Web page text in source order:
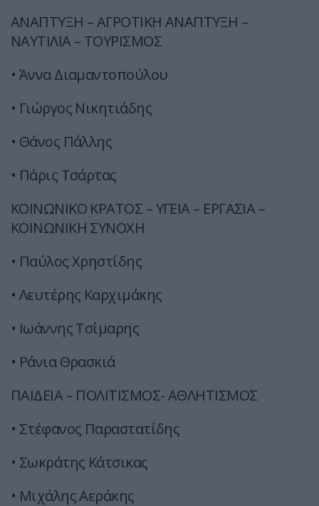
ΑΝΑΠΤΥΞΗ – ΑΓΡΟΤΙΚΗ ΑΝΑΠΤΥΞΗ –
ΝΑΥΤΙΛΙΑ – ΤΟΥΡΙΣΜΟΣ
• Άννα Διαμαντοπούλου
• Γιώργος Νικητιάδης
• Θάνος Πάλλης
• Πάρις Τσάρτας
ΚΟΙΝΩΝΙΚΟ ΚΡΑΤΟΣ – ΥΓΕΙΑ – ΕΡΓΑΣΙΑ –
ΚΟΙΝΩΝΙΚΗ ΣΥΝΟΧΗ
• Παύλος Χρηστίδης
• Λευτέρης Καρχιμάκης
• Ιωάννης Τσίμαρης
• Ράνια Θρασκιά
ΠΑΙΔΕΙΑ – ΠΟΛΙΤΙΣΜΟΣ- ΑΘΛΗΤΙΣΜΟΣ
• Στέφανος Παραστατίδης
• Σωκράτης Κάτσικας
• Μιχάλης Αεράκης